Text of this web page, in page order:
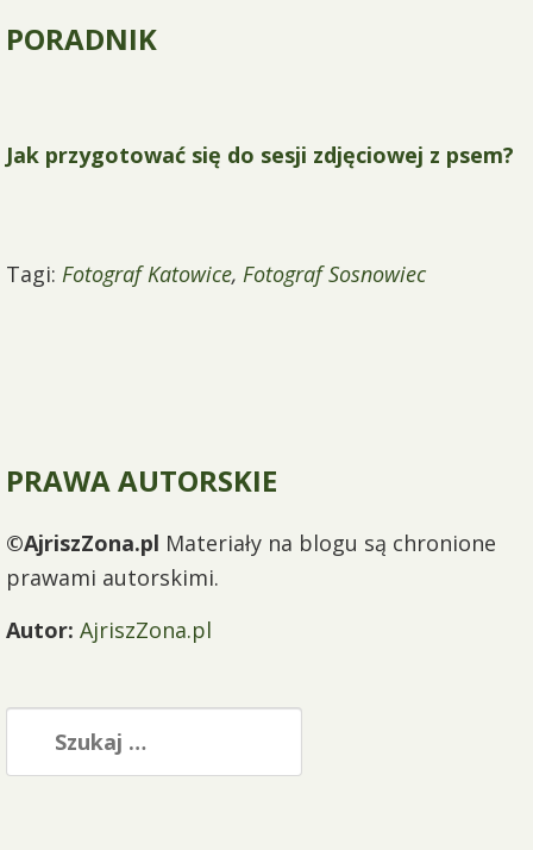
PORADNIK
Jak przygotować się do sesji zdjęciowej z psem?
Tagi: Fotograf Katowice, Fotograf Sosnowiec
PRAWA AUTORSKIE
©AjriszZona.pl Materiały na blogu są chronione
prawami autorskimi.
Autor: AjriszZona.pl